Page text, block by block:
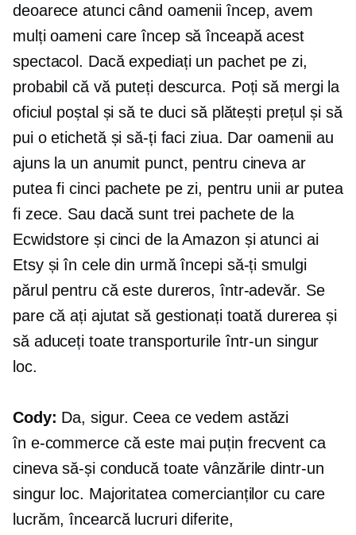
deoarece atunci când oamenii încep, avem
mulți oameni care încep să înceapă acest
spectacol. Dacă expediați un pachet pe zi,
probabil că vă puteți descurca. Poți să mergi la
oficiul poștal și să te duci să plătești prețul și să
pui o etichetă și să-ți faci ziua. Dar oamenii au
ajuns la un anumit punct, pentru cineva ar
putea fi cinci pachete pe zi, pentru unii ar putea
fi zece. Sau dacă sunt trei pachete de la
Ecwidstore și cinci de la Amazon și atunci ai
Etsy și în cele din urmă începi să-ți smulgi
părul pentru că este dureros, într-adevăr. Se
pare că ați ajutat să gestionați toată durerea și
să aduceți toate transporturile într-un singur
loc.
Cody: Da, sigur. Ceea ce vedem astăzi
în e-commercecă este mai puțin frecvent ca
cineva să-și conducă toate vânzările dintr-un
singur loc. Majoritatea comercianților cu care
lucrăm, încearcă lucruri diferite,